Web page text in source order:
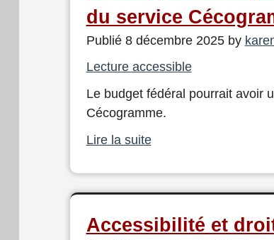
du service
Publié 8 décembre 2025 by
Lecture accessible
Le budget fédéral pourrait avoir
Cécogramme.
Lire la suite
Accessibilité et